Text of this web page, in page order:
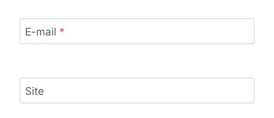
E-mail *
Site